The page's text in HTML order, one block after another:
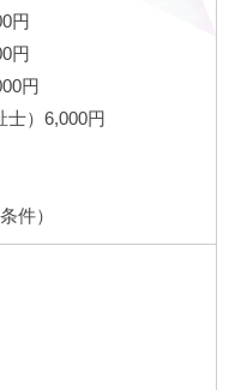
円
円
円
士）6,000円
件）